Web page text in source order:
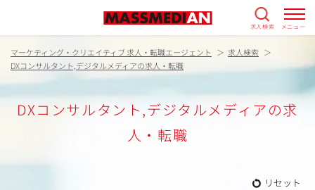
求人検索 メニュー
マーケティング・クリエイティブ 求人・転職エージェント
求人検索
DXコンサルタント,デジタルメディアの求人・転職
DXコンサルタント,デジタルメディアの求
人・転職
リセット